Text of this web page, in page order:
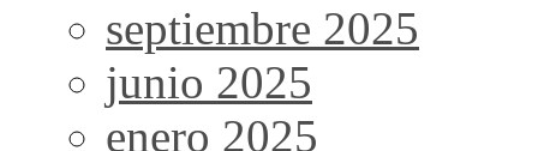
septiembre 2025
junio 2025
enero 2025